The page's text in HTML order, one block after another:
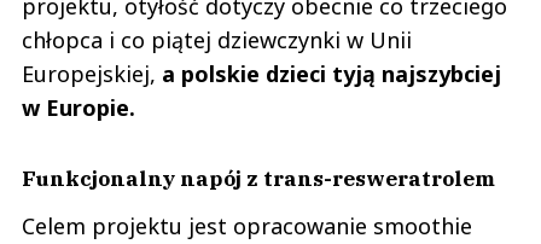
projektu, otyłość dotyczy obecnie co trzeciego
chłopca i co piątej dziewczynki w Unii
Europejskiej, a polskie dzieci tyją najszybciej
w Europie.
Funkcjonalny napój z trans-resweratrolem
Celem projektu jest opracowanie smoothie